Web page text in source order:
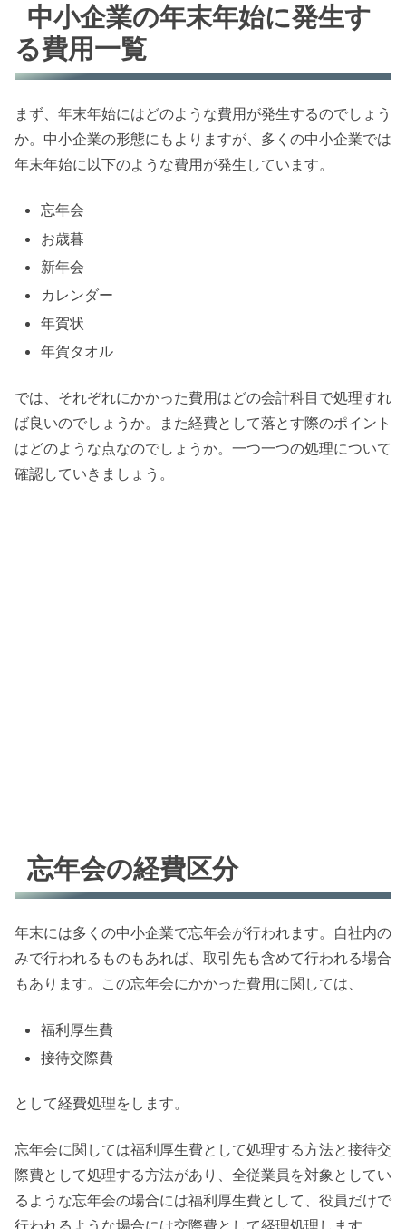
中小企業の年末年始に発生す
る費用一覧
まず、年末年始にはどのような費用が発生するのでしょう
か。中小企業の形態にもよりますが、多くの中小企業では
年末年始に以下のような費用が発生しています。
忘年会
お歳暮
新年会
カレンダー
年賀状
年賀タオル
では、それぞれにかかった費用はどの会計科目で処理すれ
ば良いのでしょうか。また経費として落とす際のポイント
はどのような点なのでしょうか。一つ一つの処理について
確認していきましょう。
忘年会の経費区分
年末には多くの中小企業で忘年会が行われます。自社内の
みで行われるものもあれば、取引先も含めて行われる場合
もあります。この忘年会にかかった費用に関しては、
福利厚生費
接待交際費
として経費処理をします。
忘年会に関しては福利厚生費として処理する方法と接待交
際費として処理する方法があり、全従業員を対象としてい
るような忘年会の場合には福利厚生費として、役員だけで
行われるような場合には交際費として経理処理します。